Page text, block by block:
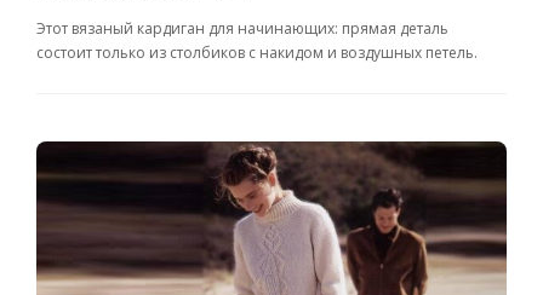
Этот вязаный кардиган для начинающих: прямая деталь
состоит только из столбиков с накидом и воздушных петель.